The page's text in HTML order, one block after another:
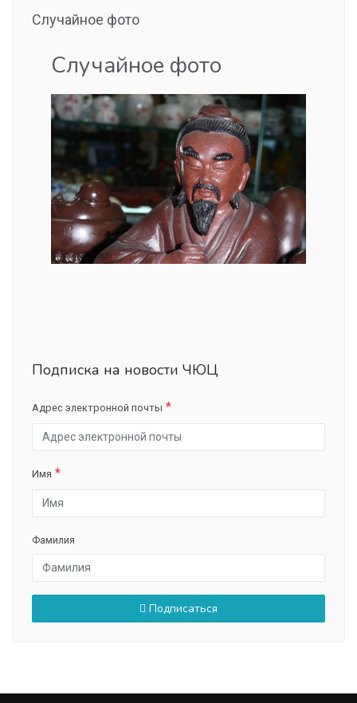
Случайное фото
Случайное фото
Подписка на новости ЧЮЦ
Адрес электронной почты
Имя
Фамилия
Подписаться